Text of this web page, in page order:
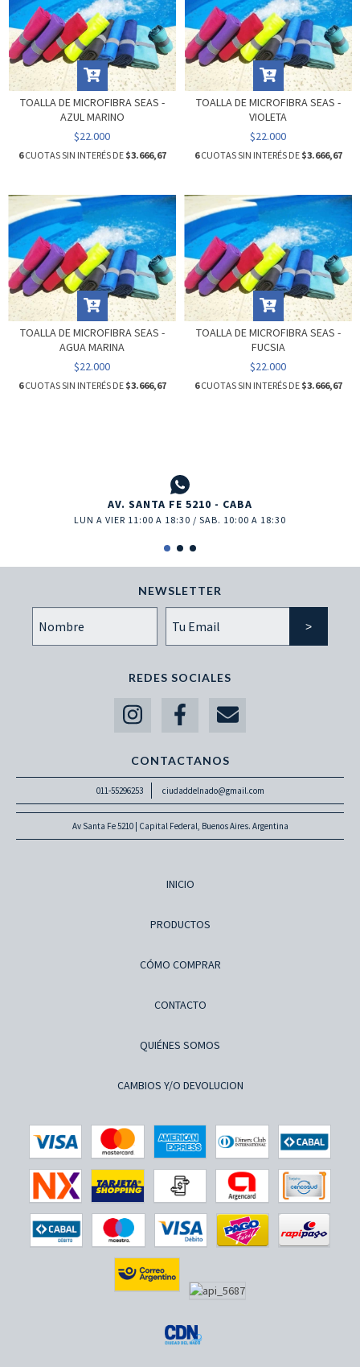
TOALLA DE MICROFIBRA SEAS -
AZUL MARINO
$22.000
6CUOTAS SIN INTERÉS DE $3.666,67
TOALLA DE MICROFIBRA SEAS -
VIOLETA
$22.000
6CUOTAS SIN INTERÉS DE $3.666,67
TOALLA DE MICROFIBRA SEAS -
AGUA MARINA
$22.000
6CUOTAS SIN INTERÉS DE $3.666,67
TOALLA DE MICROFIBRA SEAS -
FUCSIA
$22.000
6CUOTAS SIN INTERÉS DE $3.666,67
AV. SANTA FE 5210 - CABA
LUN A VIER 11:00 A 18:30 / SAB. 10:00 A 18:30
NEWSLETTER
REDES SOCIALES
CONTACTANOS
011-55296253 ciudaddelnado@gmail.com
Av Santa Fe 5210 | Capital Federal, Buenos Aires. Argentina
INICIO
PRODUCTOS
CÓMO COMPRAR
CONTACTO
QUIÉNES SOMOS
CAMBIOS Y/O DEVOLUCION